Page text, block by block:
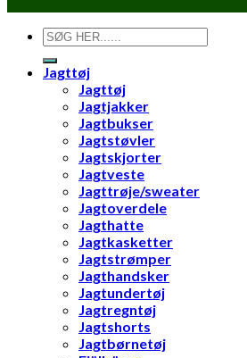
Søg
efter:
Jagttøj
Jagttøj
Jagtjakker
Jagtbukser
Jagtstøvler
Jagtskjorter
Jagtveste
Jagttrøje/sweater
Jagtoverdele
Jagthatte
Jagtkasketter
Jagtstrømper
Jagthandsker
Jagtundertøj
Jagtregntøj
Jagtshorts
Jagtbørnetøj